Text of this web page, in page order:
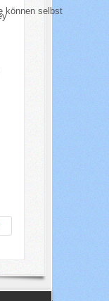
können selbst